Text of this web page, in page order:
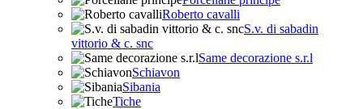
Roberto cavalli
S.v. di sabadin
vittorio & c. snc
Same decorazione s.r.l
Schiavon
Sibania
Tiche